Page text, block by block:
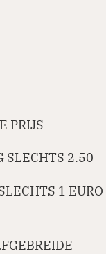
PRIJS
SLECHTS 2.50
1 EURO